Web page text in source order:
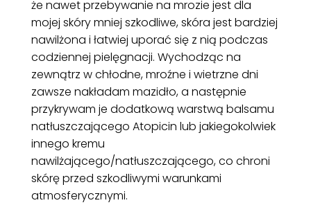
że nawet przebywanie na mrozie jest dla
mojej skóry mniej szkodliwe, skóra jest bardziej
nawilżona i łatwiej uporać się z nią podczas
codziennej pielęgnacji. Wychodząc na
zewnątrz w chłodne, mroźne i wietrzne dni
zawsze nakładam mazidło, a następnie
przykrywam je dodatkową warstwą balsamu
natłuszczającego Atopicin lub jakiegokolwiek
innego kremu
nawilżającego/natłuszczającego, co chroni
skórę przed szkodliwymi warunkami
atmosferycznymi.